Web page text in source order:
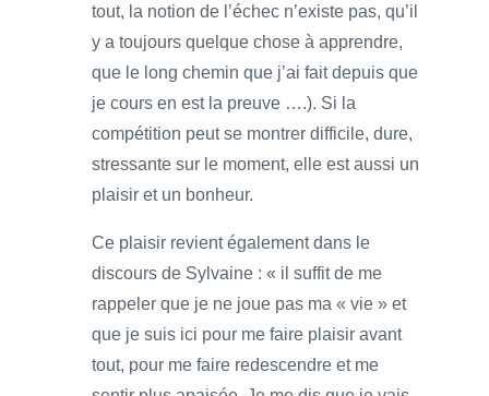
tout, la notion de l’échec n’existe pas, qu’il
y a toujours quelque chose à apprendre,
que le long chemin que j’ai fait depuis que
je cours en est la preuve ….). Si la
compétition peut se montrer difficile, dure,
stressante sur le moment, elle est aussi un
plaisir et un bonheur.
Ce plaisir revient également dans le
discours de Sylvaine : « il suffit de me
rappeler que je ne joue pas ma « vie » et
que je suis ici pour me faire plaisir avant
tout, pour me faire redescendre et me